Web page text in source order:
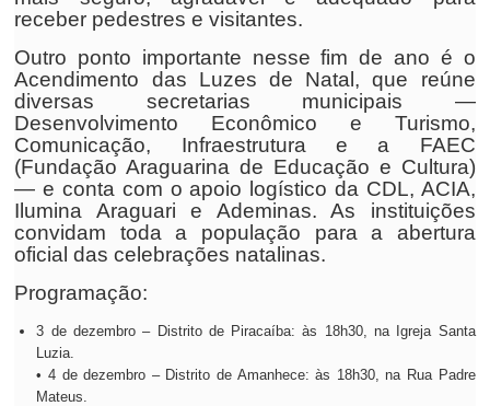
receber pedestres e visitantes.
Outro ponto importante nesse fim de ano é o
Acendimento das Luzes de Natal, que reúne
diversas secretarias municipais —
Desenvolvimento Econômico e Turismo,
Comunicação, Infraestrutura e a FAEC
(Fundação Araguarina de Educação e Cultura)
— e conta com o apoio logístico da CDL, ACIA,
Ilumina Araguari e Ademinas. As instituições
convidam toda a população para a abertura
oficial das celebrações natalinas.
Programação:
3 de dezembro – Distrito de Piracaíba: às 18h30, na Igreja Santa
Luzia.
• 4 de dezembro – Distrito de Amanhece: às 18h30, na Rua Padre
Mateus.